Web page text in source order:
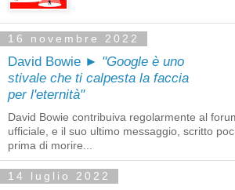
16 novembre 2022
David Bowie ► "Google è uno
stivale che ti calpesta la faccia
per l'eternità"
David Bowie contribuiva regolarmente al
ufficiale, e il suo ultimo messaggio, scritto
prima di morire...
14 luglio 2022